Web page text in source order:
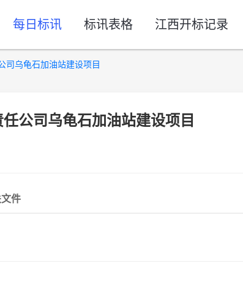
每日标讯 标讯表格 江西开标记录
司乌龟石加油站建设项目
公司乌龟石加油站建设项目
件